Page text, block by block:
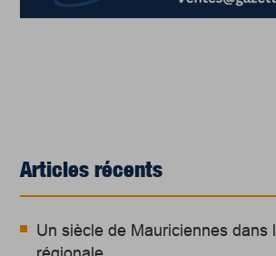
Articles récents
Un siècle de Mauriciennes dans